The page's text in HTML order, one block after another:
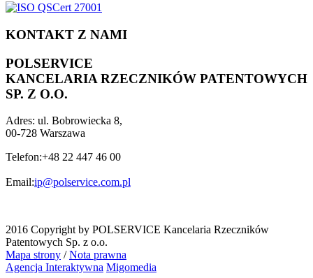
KONTAKT Z NAMI
POLSERVICE
KANCELARIA RZECZNIKÓW PATENTOWYCH
SP. Z O.O.
Adres: ul. Bobrowiecka 8,
00-728 Warszawa
Telefon:+48 22 447 46 00
Email:ip@polservice.com.pl
2016 Copyright by POLSERVICE Kancelaria Rzeczników
Patentowych Sp. z o.o.
Mapa strony /Nota prawna
Agencja Interaktywna Migomedia